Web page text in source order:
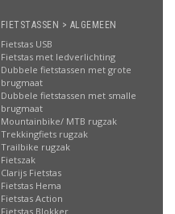
FIETSTASSEN > ALGEMEEN
Fietstas USB
Fietstas met ledverlichting
Dubbele fietstassen met grote
brugmaat
Dubbele fietstassen met smalle
brugmaat
Mountainbike/ MTB rugzak
Trekkingfiets rugzak
Trailbike rugzak
Fietszak
Clarijs Fietstas
Fietstas Hema
Fietstas Action
Fietstas Blokker